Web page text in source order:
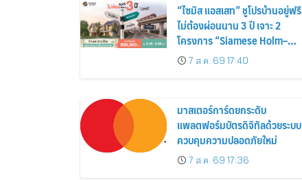
“ไซมิส แอสเสท” ชูโปรบ้านอยู่ฟรี
ไม่ต้องผ่อนนาน 3 ปี เจาะ 2
โครงการ “Siamese Holm–
Siamese Blossom” พร้อม
ส่วนลดและสิทธิพิเศษถึง 31
7 ส.ค. 69 17:40
มาสเตอร์การ์ดยกระดับ
แพลตฟอร์มบัตรดิจิทัลด้วยระบบ
ควบคุมความปลอดภัยใหม่
7 ส.ค. 69 17:36